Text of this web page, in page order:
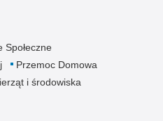
Społeczne
Przemoc Domowa
i środowiska